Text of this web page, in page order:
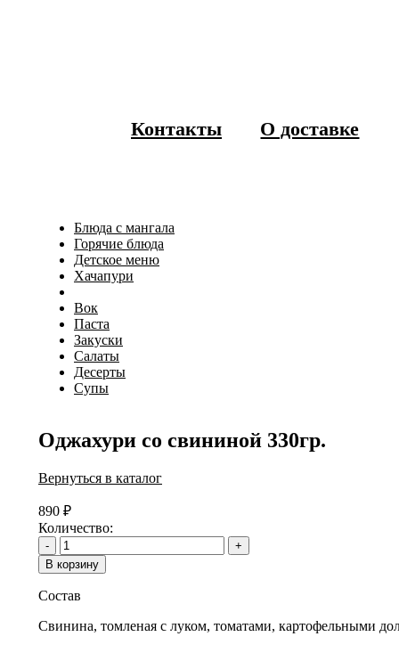
Контакты О доставке
Блюда с мангала
Горячие блюда
Детское меню
Хачапури
Вок
Паста
Закуски
Салаты
Десерты
Супы
Оджахури со свининой 330гр.
Вернуться в каталог
890 ₽
Количество:
-
+
В корзину
Состав
Свинина, томленая с луком, томатами, картофельными